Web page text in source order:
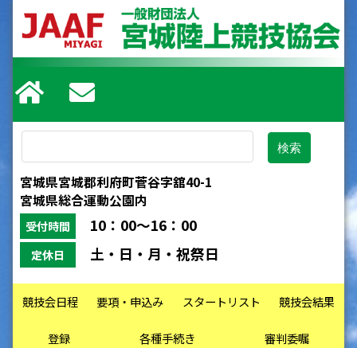
宮城県宮城郡利府町菅谷字舘40-1
宮城県総合運動公園内
受付時間 10：00～16：00
定休日 土・日・月・祝祭日
競技会日程 要項・申込み スタートリスト 競技会結果
登録 各種手続き 審判委嘱